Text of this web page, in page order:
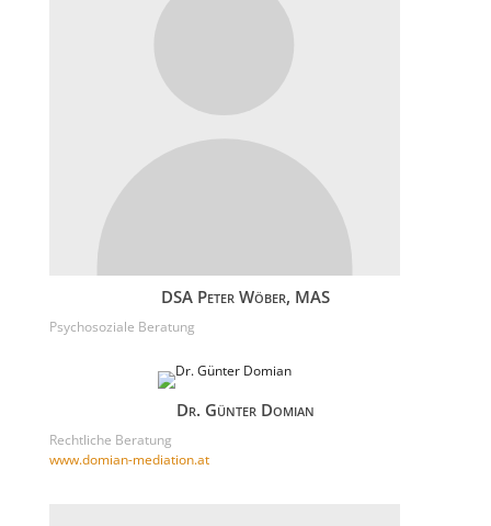
DSA Peter Wöber, MAS
Psychosoziale Beratung
Dr. Günter Domian
Rechtliche Beratung
www.domian-mediation.at